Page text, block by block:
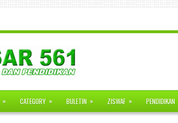
» CATEGORY » BULETIN » ZISWAF » PENDIDIKAN